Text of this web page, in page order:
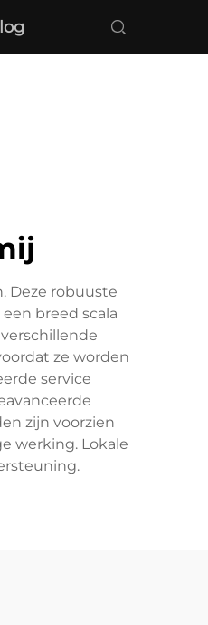
Deze robuuste
breed scala
ze worden
service
zijn voorzien
werking. Lokale